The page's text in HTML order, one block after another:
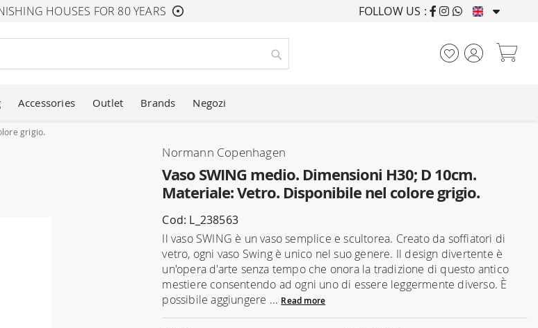
HOUSES FOR 80 YEARS FURNISHING HOUSES
FOLLOW US :
Search
Accessories Outlet Brands Negozi
grigio.
Vaso SWING medio. Dimensioni H30; D 10cm.
Materiale: Vetro. Disponibile nel colore grigio.
Normann Copenhagen
Cod: L_238563
Il vaso SWING è un vaso semplice e scultorea. Creato da soffiatori di
vetro, ogni vaso Swing è unico nel suo genere. Il design divertente è
un'opera d'arte senza tempo che onora la tradizione di questo antico
mestiere consentendo ad ogni uno di essere leggermente diverso. È
possibile aggiungere ... Read more